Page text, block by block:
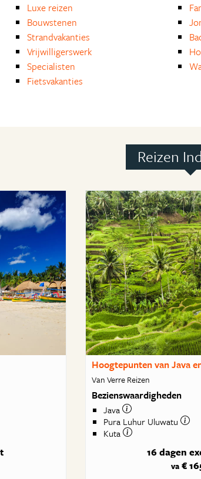
Luxe reizen
Bouwstenen
Strandvakanties
Vrijwilligerswerk
Specialisten
Fietsvakanties
Reizen
Hoogtepunten van Java
Van Verre Reizen
Bezienswaardigheden
Java
Pura Luhur Uluwatu
Kuta
16 dagen
va€